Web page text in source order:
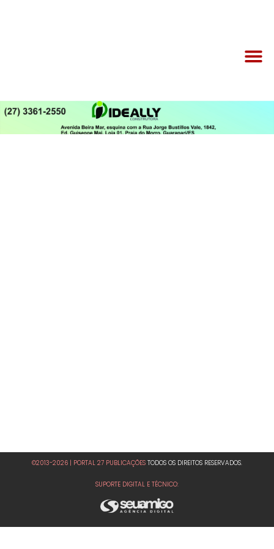
©2013-2026 | PORTAL 27 PUBLICAÇÕES TODOS OS DIREITOS RESERVADOS.
SUPORTE DIGITAL E TÉCNICO: